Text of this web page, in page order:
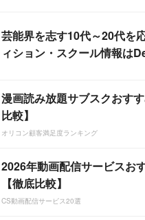
芸能界を志す10代～20代
ィション・スクール情報は
漫画読み放題サブスクおす
比較】
オリコン顧客満足度ランキング
2026年動画配信サービスお
【徹底比較】
CS動画配信サービス20選